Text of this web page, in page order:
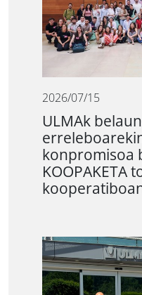
2026/07/15
ULMAk
konpromisoa
KOOPAKETA